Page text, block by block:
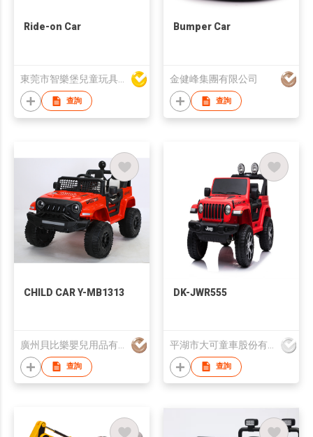
Ride-on Car
東莞市智樂堡兒童玩具有限公司
查詢
Bumper Car
金健峰集團有限公司
查詢
CHILD CAR Y-MB1313
查詢
DK-JWR555
查詢